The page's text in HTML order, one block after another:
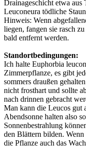
Drainageschicht etwa aus
Leuconeura tödliche
Hinweis: Wenn
liegen, fangen sie rasch
bald entfernt werden.
Standortbedingungen:
Ich halte Euphorbia
Zimmerpflanze, es gibt
sommers draußen
nicht frosthart und sollte
nach drinnen gebracht
Man kann die Leucos gut
Abendsonne halten also
Sonnenbestrahlung
den Blättern bilden.
die Pflanze auch das